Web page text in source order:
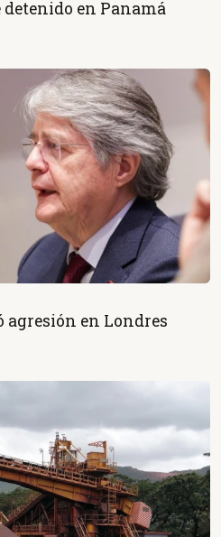
en Panamá
agresión en Londres